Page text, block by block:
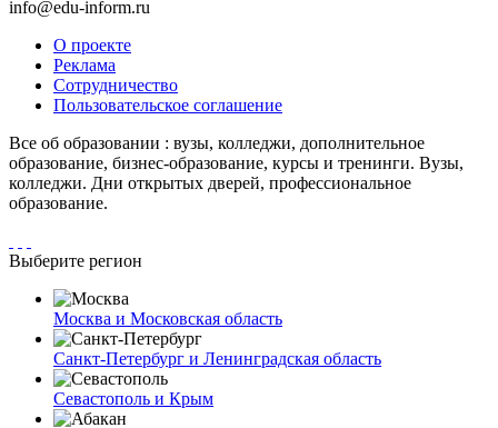
info@edu-inform.ru
О проекте
Реклама
Сотрудничество
Пользовательское соглашение
Все об образовании : вузы, колледжи, дополнительное
образование, бизнес-образование, курсы и тренинги. Вузы,
колледжи. Дни открытых дверей, профессиональное
образование.
Выберите регион
Москва и Московская область
Санкт-Петербург и Ленинградская область
Севастополь и Крым